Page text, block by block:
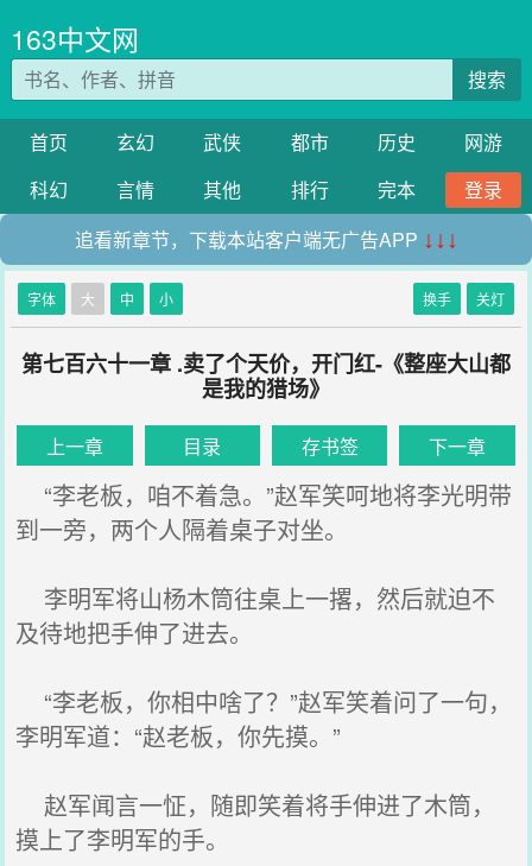
163中文网
搜索
首页 玄幻 武侠 都市 历史
网游
科幻
言情 其他 排行 完本
登录
追看新章节，下载本站客户端无广告APP ↓↓↓
字体 大 中 小 换手 关灯
第七百六十一章 .卖了个天价，开门红-《整座大山都
是我的猎场》
上一章 目录 存书签 下一章
“李老板，咱不着急。”赵军笑呵地将李光明带
到一旁，两个人隔着桌子对坐。
李明军将山杨木筒往桌上一撂，然后就迫不
及待地把手伸了进去。
“李老板，你相中啥了？”赵军笑着问了一句，
李明军道：“赵老板，你先摸。”
赵军闻言一怔，随即笑着将手伸进了木筒，
摸上了李明军的手。